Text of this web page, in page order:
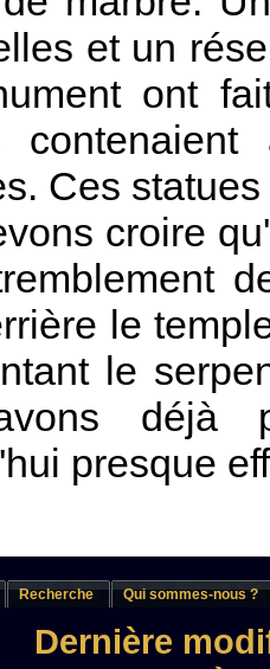
et un
ont
Ces
croire
le
le
déjà
presque
Recherche Qui sommes-nous ?
Dernière